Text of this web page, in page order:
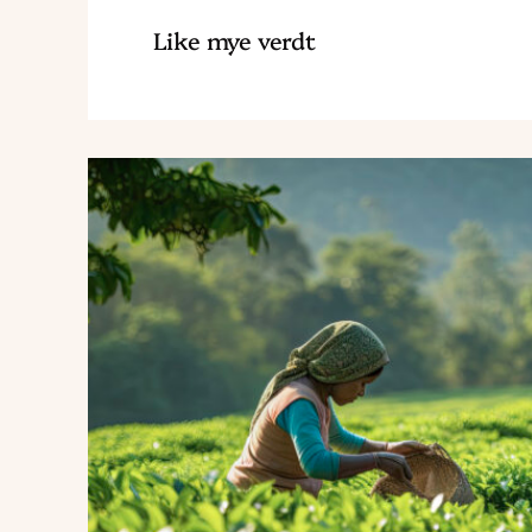
Like mye verdt
"Bærekraftig
fremtid"